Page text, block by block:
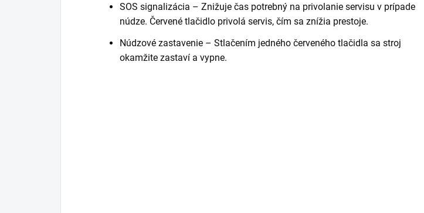
SOS signalizácia – Znižuje čas potrebný na privolanie servisu v prípade
núdze. Červené tlačidlo privolá servis, čím sa znížia prestoje.
Núdzové zastavenie – Stlačením jedného červeného tlačidla sa stroj
okamžite zastaví a vypne.